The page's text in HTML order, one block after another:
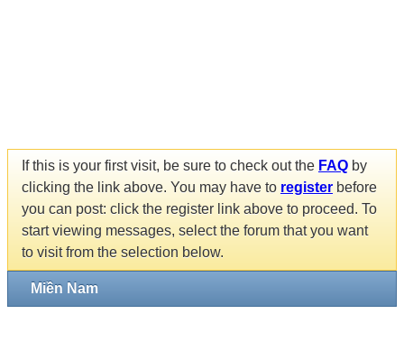
If this is your first visit, be sure to check out the FAQ by
clicking the link above. You may have to register before
you can post: click the register link above to proceed. To
start viewing messages, select the forum that you want
to visit from the selection below.
Miền Nam